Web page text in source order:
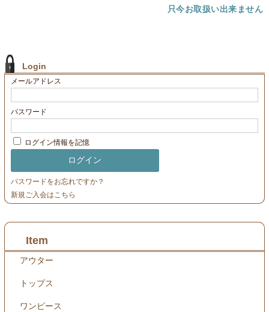
只今お取扱い出来ません
Login
メールアドレス
パスワード
ログイン情報を記憶
パスワードをお忘れですか？
新規ご入会はこちら
Item
アウター
トップス
ワンピース